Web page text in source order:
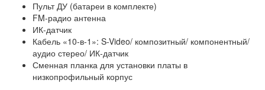
Пульт ДУ (батареи в комплекте)
FM-радио антенна
ИК-датчик
Кабель «10-в-1»: S-Video/ композитный/ компонентный/
аудио стерео/ ИК-датчик
Сменная планка для установки платы в
низкопрофильный корпус